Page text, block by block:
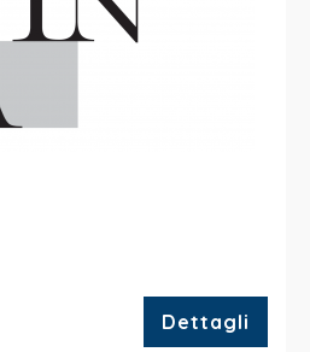
Dettagli